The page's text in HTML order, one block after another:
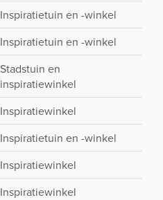
Inspiratietuin en -winkel
Inspiratietuin en -winkel
Stadstuin en
inspiratiewinkel
Inspiratiewinkel
Inspiratietuin en -winkel
Inspiratiewinkel
Inspiratiewinkel